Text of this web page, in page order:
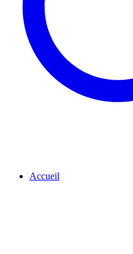
Accueil